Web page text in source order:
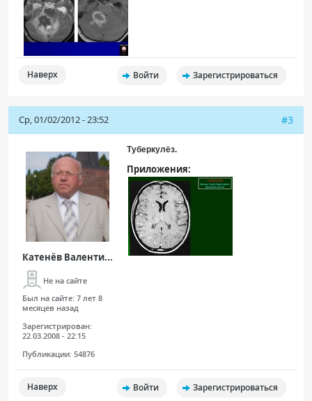
Наверх Войти Зарегистрироваться
Ср, 01/02/2012 - 23:52 #3
Катенёв Валенти...
Не на сайте
Был на сайте: 7 лет 8
месяцев назад
Зарегистрирован:
22.03.2008 - 22:15
Публикации: 54876
Туберкулёз.
Приложения:
Наверх Войти Зарегистрироваться